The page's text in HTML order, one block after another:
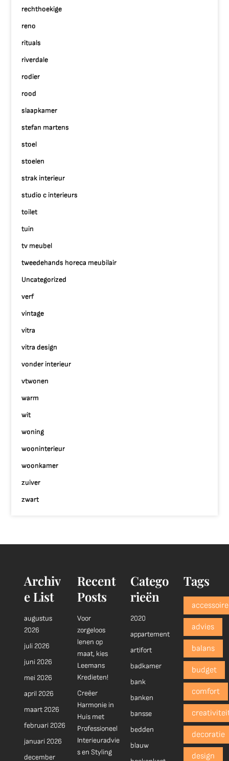
rechthoekige
reno
rituals
riverdale
rodier
rood
slaapkamer
stefan martens
stoel
stoelen
strak interieur
studio c interieurs
toilet
tuin
tv meubel
tweedehands horeca meubilair
Uncategorized
verf
vintage
vitra
vitra design
vonder interieur
vtwonen
warm
wit
woning
wooninterieur
woonkamer
zuiver
zwart
Archiv
e List
augustus
2026
juli 2026
juni 2026
mei 2026
april 2026
maart 2026
februari 2026
januari 2026
december
Recent
Posts
Voor
zorgeloos
lenen op
maat, kies
Leemans
Kredieten!
Creëer
Harmonie in
Huis met
Professioneel
Interieuradvie
s en Styling
Catego
rieën
2020
appartement
artifort
badkamer
bank
banken
bansse
bedden
blauw
Tags
advies
balans
budget
comfort
decoratie
design